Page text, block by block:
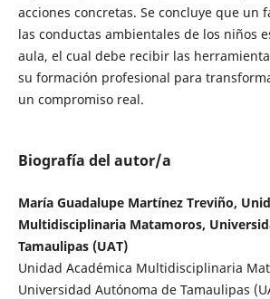
acciones concretas. Se concluye que un
las conductas ambientales de los niños
aula, el cual debe recibir las
su formación profesional para
un compromiso real.
Biografía del autor/a
María Guadalupe Martínez Treviño,
Multidisciplinaria Matamoros,
Tamaulipas (UAT)
Unidad Académica Multidisciplinaria
Universidad Autónoma de Tamaulipas